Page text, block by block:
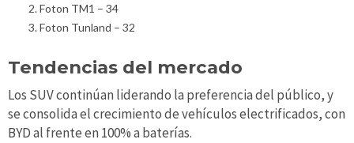
Foton TM1 – 34
Foton Tunland – 32
Tendencias del mercado
Los SUV continúan liderando la preferencia del público, y
se consolida el crecimiento de vehículos electrificados, con
BYD al frente en 100% a baterías.